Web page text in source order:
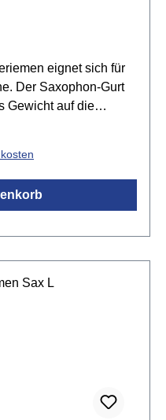
eignet sich für
Der Saxophon-Gurt
Gewicht auf die
50mm
aus
der Länge ist
XS